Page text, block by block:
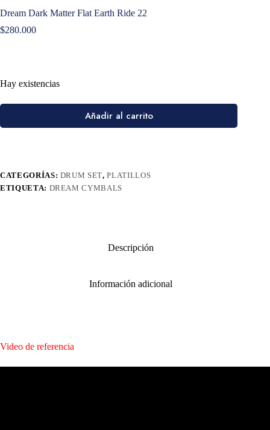
Dream Dark Matter Flat Earth Ride 22
$280.000
Hay existencias
Añadir al carrito
CATEGORÍAS: DRUM SET,PLATILLOS
ETIQUETA: DREAM CYMBALS
Descripción
Información adicional
Video de referencia